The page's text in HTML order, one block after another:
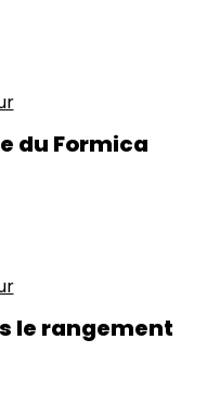
du Formica
le rangement